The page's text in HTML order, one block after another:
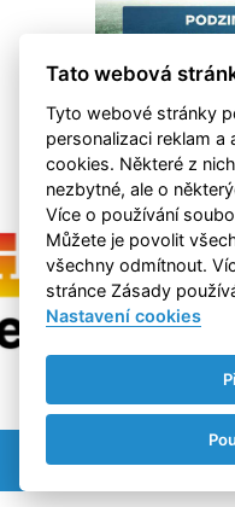
Tato webová
Tyto webové stránky
personalizaci reklam
cookies. Některé z
nezbytné, ale o
Více o používání
Můžete je povolit
všechny odmítnout.
stránce Zásady
Nastavení cookies